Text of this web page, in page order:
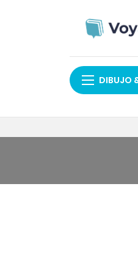
DIBUJO